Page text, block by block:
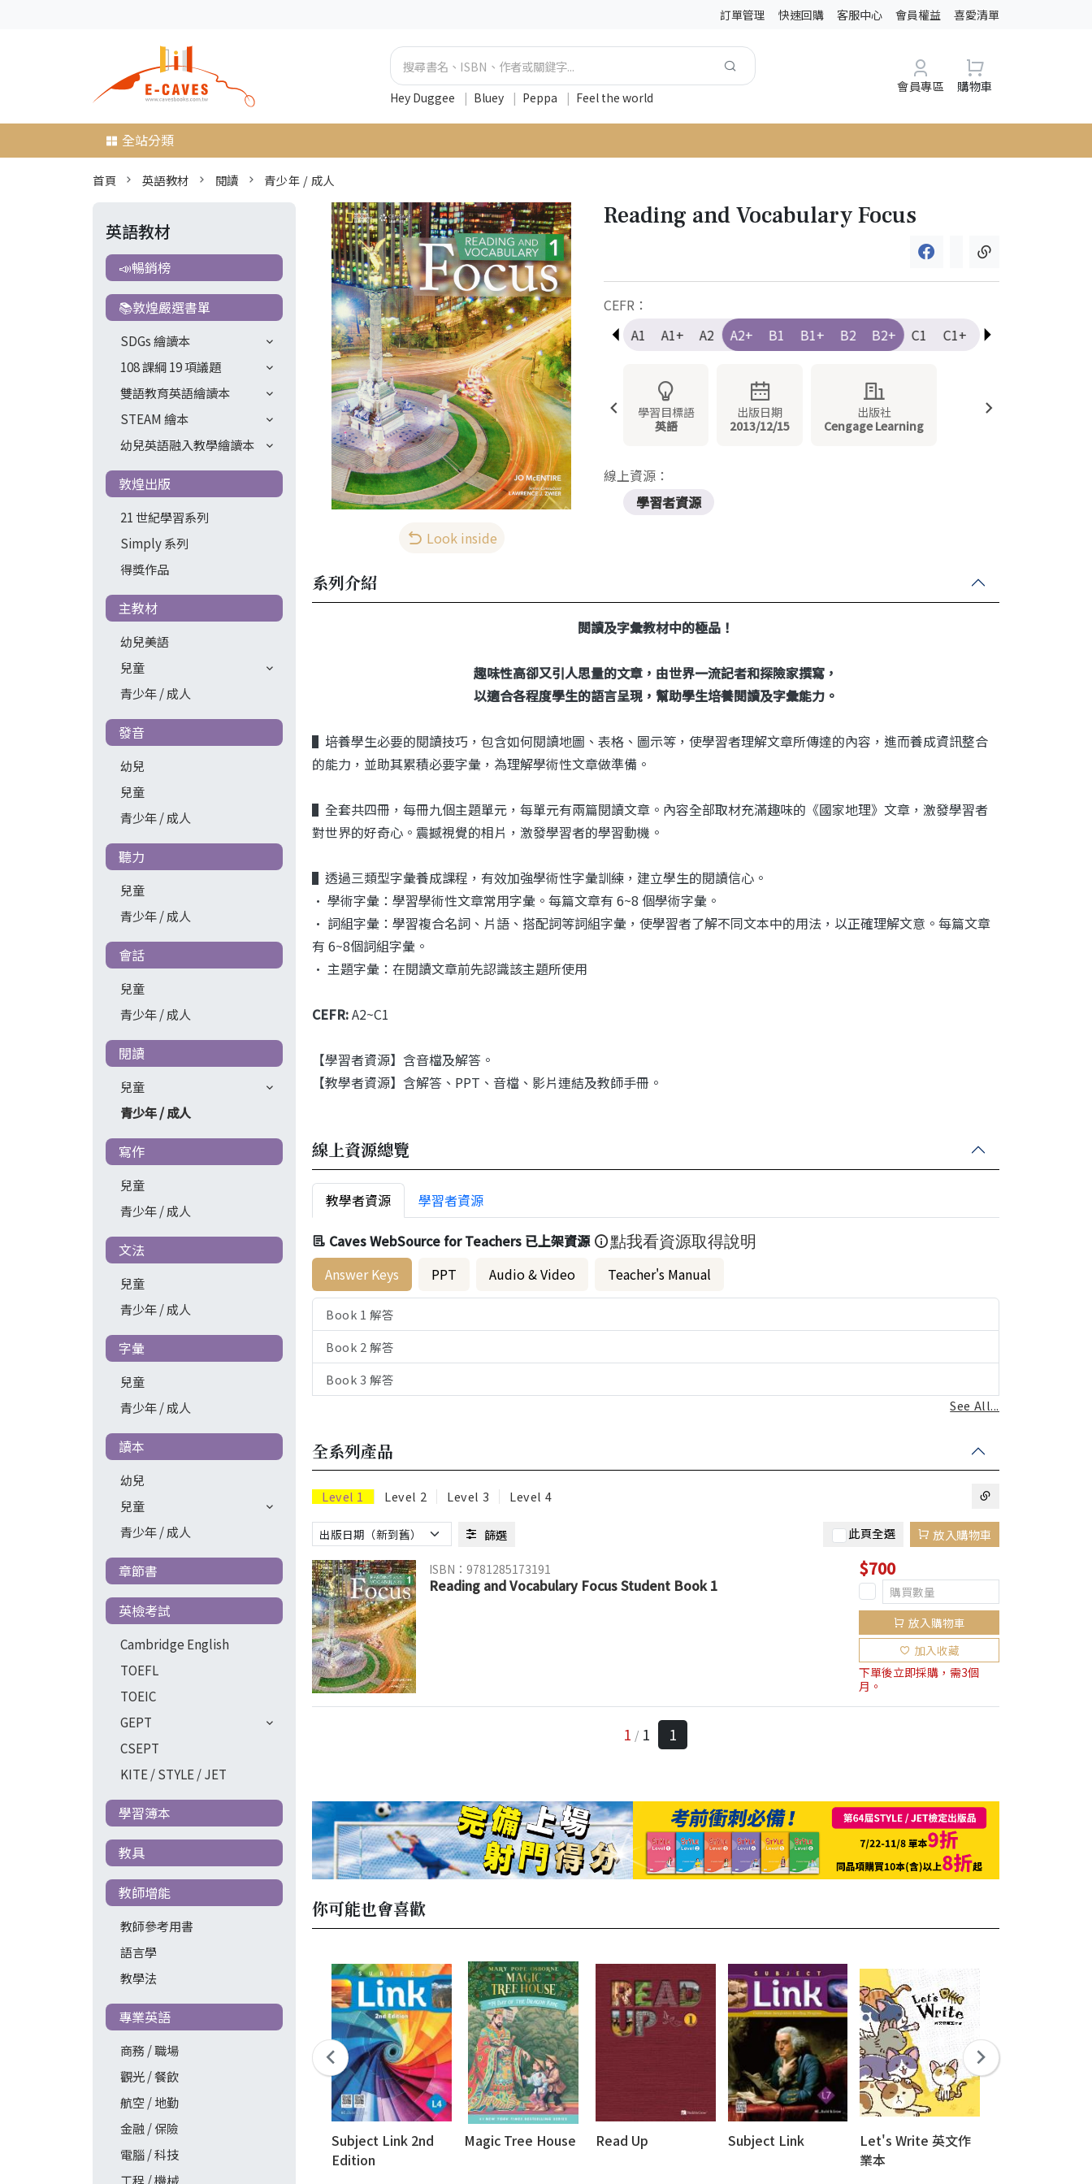
訂單管理 快速回購 客服中心 會員權益 喜愛清單
Hey Duggee | Bluey | Peppa | Feel the world
會員專區 購物車
全站分類
首頁 英語教材 閱讀 青少年 / 成人
英語教材
📣暢銷榜
📚敦煌嚴選書單
SDGs 繪讀本
108 課綱 19 項議題
雙語教育英語繪讀本
STEAM 繪本
幼兒英語融入教學繪讀本
敦煌出版
21 世紀學習系列
Simply 系列
得獎作品
主教材
幼兒美語
兒童
青少年 / 成人
發音
幼兒
兒童
青少年 / 成人
聽力
兒童
青少年 / 成人
會話
兒童
青少年 / 成人
閱讀
兒童
青少年 / 成人
寫作
兒童
青少年 / 成人
文法
兒童
青少年 / 成人
字彙
兒童
青少年 / 成人
讀本
幼兒
兒童
青少年 / 成人
章節書
英檢考試
Cambridge English
TOEFL
TOEIC
GEPT
CSEPT
KITE / STYLE / JET
學習簿本
教具
教師增能
教師參考用書
語言學
教學法
專業英語
商務 / 職場
觀光 / 餐飲
航空 / 地勤
金融 / 保險
電腦 / 科技
工程 / 機械
Look inside
Reading and Vocabulary Focus
CEFR：
Pre-A1
A1 A1+ A2 A2+ B1 B1+ B2 B2+ C1 C1+ C2
學習目標語
英語
出版日期
2013/12/15
出版社
Cengage Learning
線上資源：
學習者資源
系列介紹
閱讀及字彙教材中的極品！
趣味性高卻又引人思量的文章， 由世界一流記者和探險家撰寫，
以適合各程度學生的語言呈現， 幫助學生培養閱讀及字彙能力。
▌培養學生必要的閱讀技巧，包含如何閱讀地圖、表格、圖示等，使學習者理解文章所傳達的內容，進而養成資訊整合
的能力，並助其累積必要字彙，為理解學術性文章做準備。
▌全套共四冊，每冊九個主題單元，每單元有兩篇閱讀文章。內容全部取材充滿趣味的《國家地理》文章，激發學習者
對世界的好奇心。震撼視覺的相片，激發學習者的學習動機。
▌透過三類型字彙養成課程，有效加強學術性字彙訓練，建立學生的閱讀信心。
• 學術字彙：學習學術性文章常用字彙。每篇文章有 6~8 個學術字彙。
• 詞組字彙：學習複合名詞、片語、搭配詞等詞組字彙，使學習者了解不同文本中的用法，以正確理解文意。每篇文章
有 6~8個詞組字彙。
• 主題字彙：在閱讀文章前先認識該主題所使用
CEFR:A2~C1
【學習者資源】含音檔及解答。
【教學者資源】含解答、PPT、音檔、影片連結及教師手冊。
線上資源總覽
教學者資源 學習者資源
Caves WebSource for Teachers 已上架資源 點我看資源取得說明
Answer Keys PPT Audio & Video Teacher's Manual
Book 1 解答
Book 2 解答
Book 3 解答
See All...
全系列產品
Level 1 Level 2 Level 3 Level 4
篩選 此頁全選 放入購物車
ISBN：9781285173191
Reading and Vocabulary Focus Student Book 1
$700
放入購物車
加入收藏
下單後立即採購，需3個
月。
1 / 1 1
你可能也會喜歡
Subject Link 2nd
Edition
Magic Tree House Read Up Subject Link
Let's Write 英文作
業本